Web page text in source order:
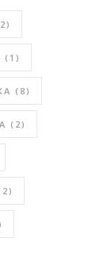
(1)
(8)
(2)